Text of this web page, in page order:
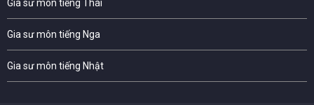
Gia sư môn tiếng Thái
Gia sư môn tiếng Nga
Gia sư môn tiếng Nhật